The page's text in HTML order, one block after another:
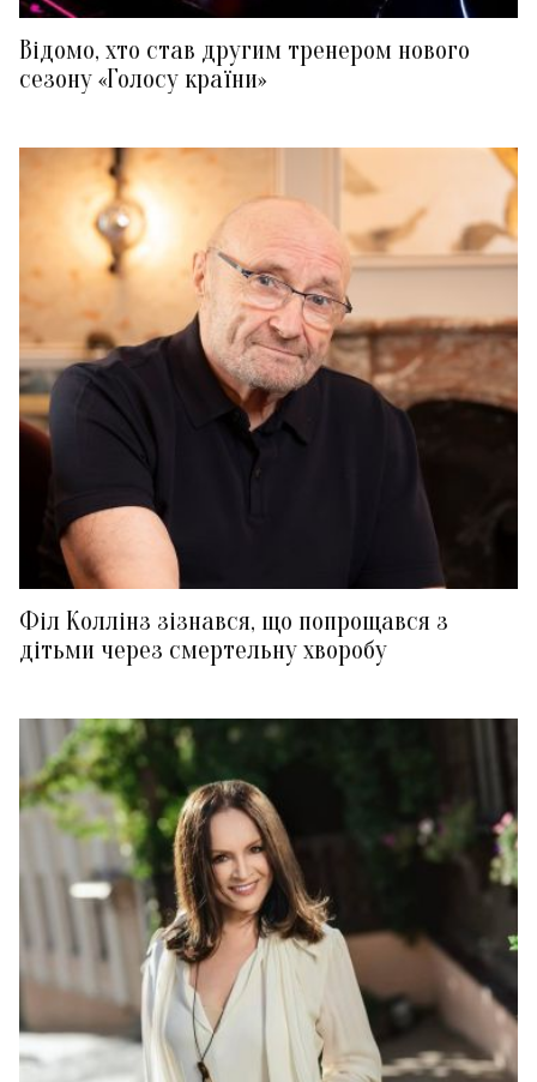
Відомо, хто став другим тренером нового
сезону «Голосу країни»
Філ Коллінз зізнався, що попрощався з
дітьми через смертельну хворобу